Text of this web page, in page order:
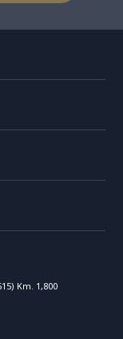
Km. 1,800